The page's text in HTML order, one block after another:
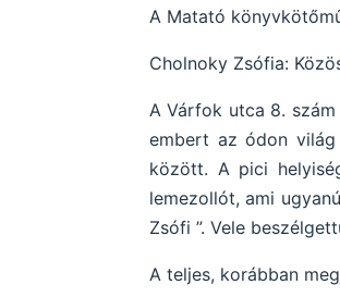
A Matató
Cholnoky Zsófia:
A Várfok utca 8.
embert az ódon
között. A pici
lemezollót, ami
Zsófi ”. Vele
A teljes, korábban